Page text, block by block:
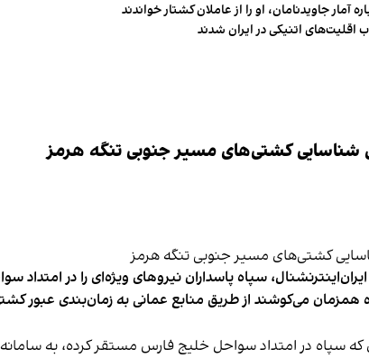
جاویدنامان، او را از عاملان کشتار خواندند
اتنیکی در ایران شدند
شناسایی کشتی‌های مسیر جنوبی تنگه هرمز
سپاه پاسداران نیروهای ویژه‌ای را در
می‌کوشند از طریق منابع عمانی به زمان‌بندی عبور
که سپاه در امتداد سواحل خلیج فارس مستقر کرده، به